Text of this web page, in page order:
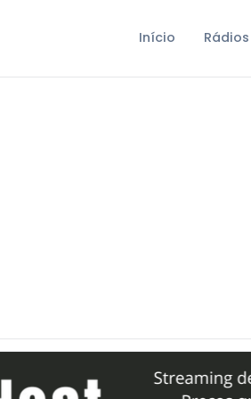
Início Rádios